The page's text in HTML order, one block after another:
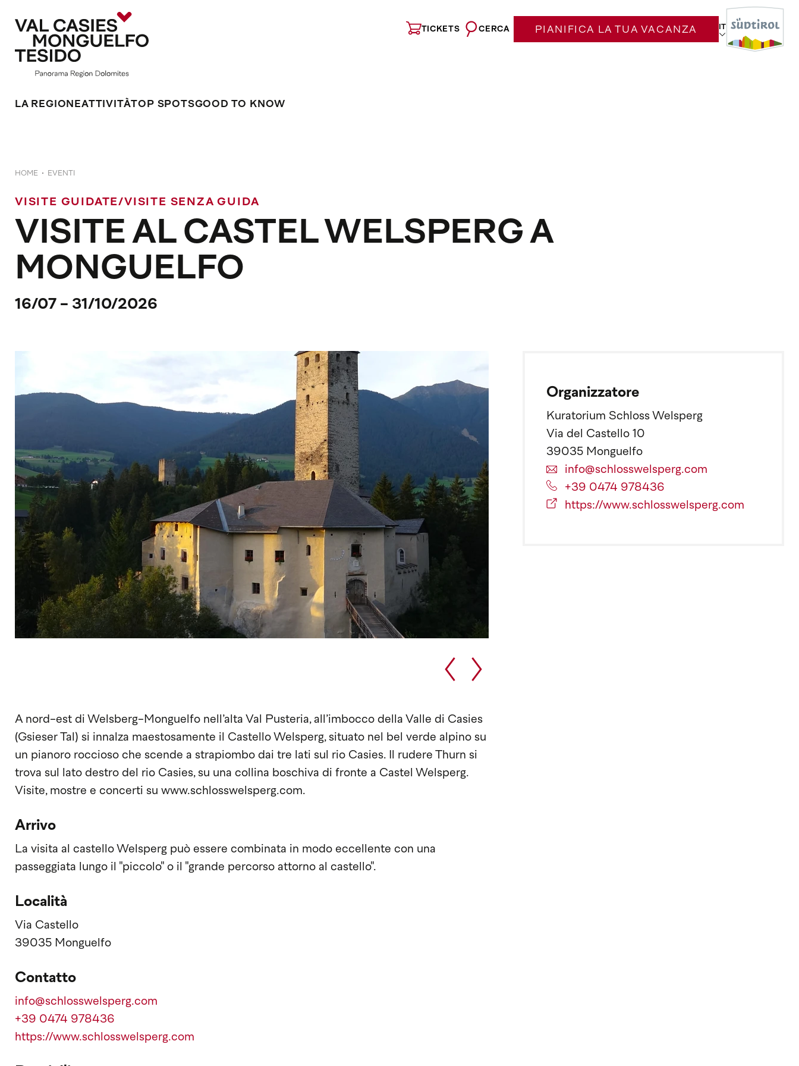
TICKETS CERCA PIANIFICA LA TUA VACANZA IT
LA REGIONEATTIVITÀ TOP SPOTSGOOD TO KNOW
HOME EVENTI
VISITE GUIDATE/VISITE SENZA GUIDA
VISITE AL CASTEL WELSPERG A
MONGUELFO
16/07 - 31/10/2026
A nord-est di Welsberg-Monguelfo nell’alta Val Pusteria, all’imbocco della Valle di Casies
(Gsieser Tal) si innalza maestosamente il Castello Welsperg, situato nel bel verde alpino su
un pianoro roccioso che scende a strapiombo dai tre lati sul rio Casies. Il rudere Thurn si
trova sul lato destro del rio Casies, su una collina boschiva di fronte a Castel Welsperg.
Visite, mostre e concerti su www.schlosswelsperg.com.
Arrivo
La visita al castello Welsperg può essere combinata in modo eccellente con una
passeggiata lungo il "piccolo" o il "grande percorso attorno al castello".
Località
Via Castello
39035 Monguelfo
Contatto
info@schlosswelsperg.com
+39 0474 978436
https://www.schlosswelsperg.com
Organizzatore
Kuratorium Schloss Welsperg
Via del Castello 10
39035 Monguelfo
info@schlosswelsperg.com
+39 0474 978436
https://www.schlosswelsperg.com